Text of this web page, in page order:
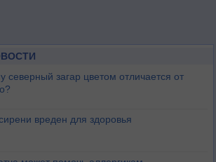
северный загар цветом отличается от
вреден для здоровья